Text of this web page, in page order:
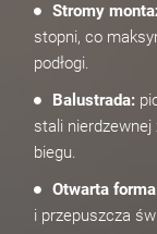
Stromy
stopni, co
podłogi.
Balustrada:
stali nierdzewnej
biegu.
Otwarta
i przepuszcza